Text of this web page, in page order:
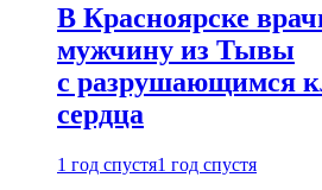
В Красноярске
мужчину из Тывы
с разрушающимся
сердца
1 год спустя1 год спустя